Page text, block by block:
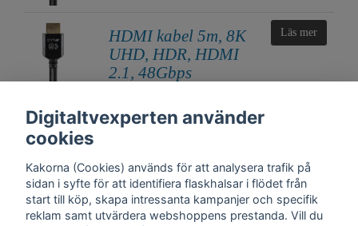
HDMI kabel 5m, 8K
UHD, HDR, HDMI
2.1, 48Gbps
Läs mer
Digitaltvexperten använder
cookies
Kakorna (Cookies) används för att analysera trafik på
sidan i syfte för att identifiera flaskhalsar i flödet från
start till köp, skapa intressanta kampanjer och specifik
reklam samt utvärdera webshoppens prestanda. Vill du